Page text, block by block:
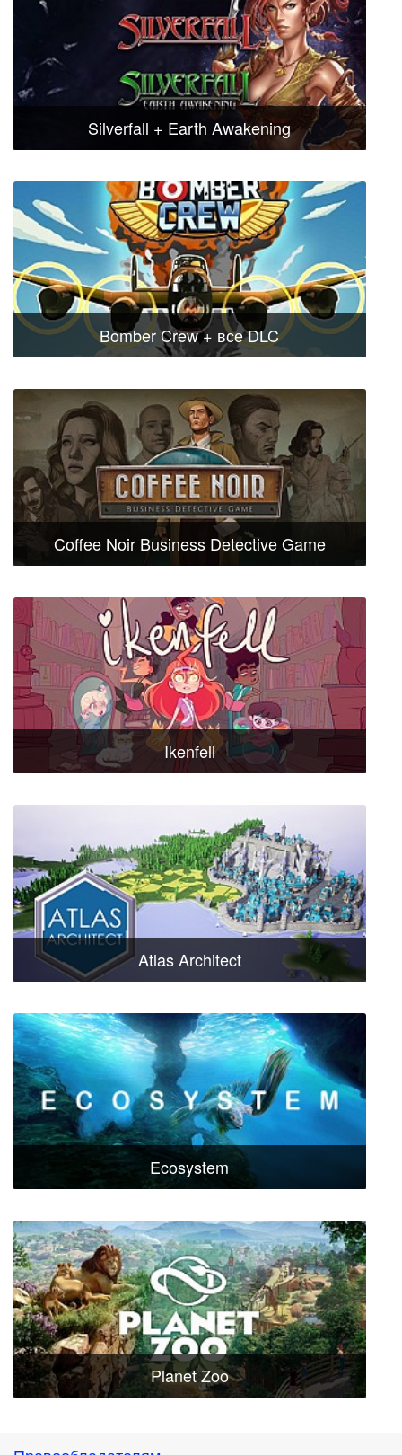
Silverfall + Earth Awakening
Bomber Crew + все DLC
Coffee Noir Business Detective Game
Ikenfell
Atlas Architect
Ecosystem
Planet Zoo